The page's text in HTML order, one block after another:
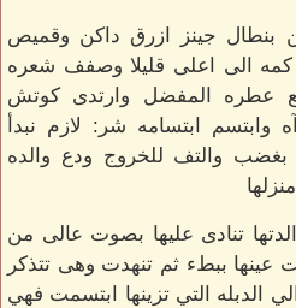
بنطال جينز ازرق داكن وقميص
كمه الى اعلى قليلا وصفف شعره
عطره المفضل وارتدى كوتش
وابتسم ابتسامه شر: لازم نبدأ
والتف للخروج ودع والده
تنادى عليها بصوت عالى من
عينها ببطء ثم تنهدت وهى تتذكر
الدبله التي تزينها ابتسمت فهي